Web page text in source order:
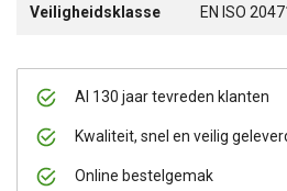
Al 130 jaar tevreden klanten
Kwaliteit, snel en veilig
Online bestelgemak
Veiligheidsklasse EN ISO